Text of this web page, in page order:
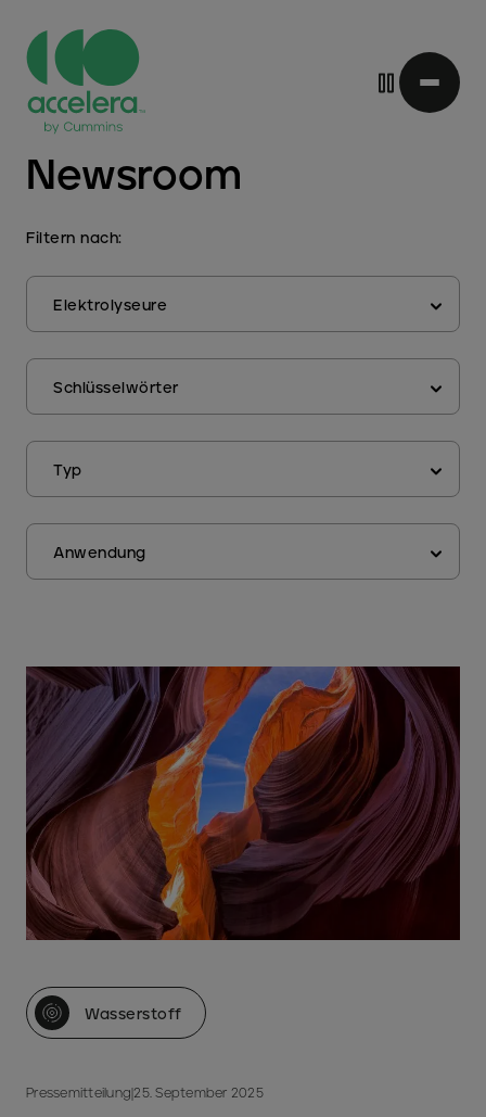
DirektNewsroom
Filtern nach:
schaffen
Schlüsselwörter
Anwendung
Wasserstoff
Pressemitteilung|25. September 2025